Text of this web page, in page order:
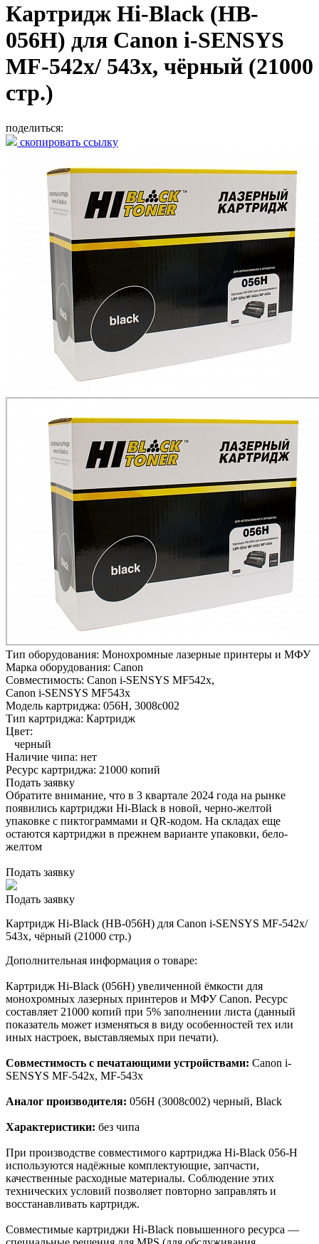
Картридж Hi-Black (HB-
056H) для Canon i-SENSYS
MF-542x/ 543x, чёрный (21000
стр.)
поделиться:
скопировать ссылку
Тип оборудования: Монохромные лазерные принтеры и МФУ
Марка оборудования: Canon
Совместимость: Canon i-SENSYS MF542x,
Canon i-SENSYS MF543x
Модель картриджа: 056H, 3008c002
Тип картриджа: Картридж
Цвет:
черный
Наличие чипа: нет
Ресурс картриджа: 21000 копий
Подать заявку
Обратите внимание, что в 3 квартале 2024 года на рынке
появились картриджи Hi-Black в новой, черно-желтой
упаковке с пиктограммами и QR-кодом. На складах еще
остаются картриджи в прежнем варианте упаковки, бело-
желтом
Подать заявку
Подать заявку
Картридж Hi-Black (HB-056H) для Canon i-SENSYS MF-542x/
543x, чёрный (21000 стр.)
Дополнительная информация о товаре:
Картридж Hi-Black (056H) увеличенной ёмкости для
монохромных лазерных принтеров и МФУ Canon. Ресурс
составляет 21000 копий при 5% заполнении листа (данный
показатель может изменяться в виду особенностей тех или
иных настроек, выставляемых при печати).
Совместимость с печатающими устройствами: Canon i-
SENSYS MF-542x, MF-543x
Аналог производителя: 056H (3008c002) черный, Black
Характеристики: без чипа
При производстве совместимого картриджа Hi-Black 056-H
используются надёжные комплектующие, запчасти,
качественные расходные материалы. Соблюдение этих
технических условий позволяет повторно заправлять и
восстанавливать картридж.
Cовместимые картриджи Hi-Black повышенного ресурса —